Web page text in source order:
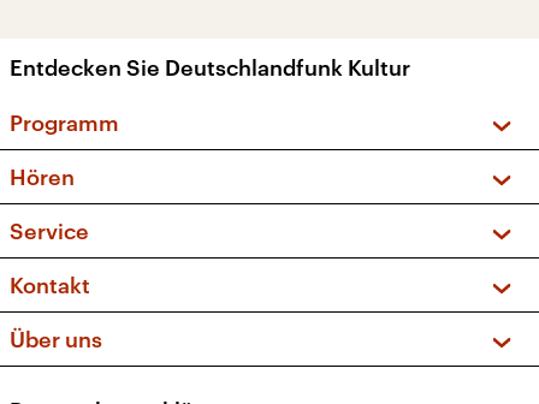
Entdecken Sie Deutschlandfunk Kultur
Programm
Sendungen und Podcasts
Musikliste
Kakadu – Das Kinderprogramm
Hören
Frequenzen (UKW + DAB+)
Service
FAQ
Apps
Newsletter
Kontakt
Social Media
Über uns